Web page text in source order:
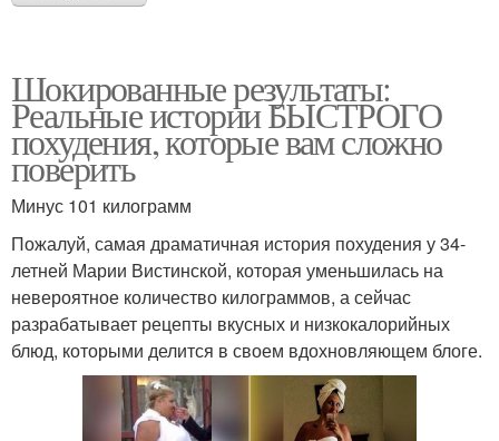
Шокированные результаты:
Реальные истории БЫСТРОГО
похудения, которые вам сложно
поверить
Минус 101 килограмм
Пожалуй, самая драматичная история похудения у 34-
летней Марии Вистинской, которая уменьшилась на
невероятное количество килограммов, а сейчас
разрабатывает рецепты вкусных и низкокалорийных
блюд, которыми делится в своем вдохновляющем блоге.